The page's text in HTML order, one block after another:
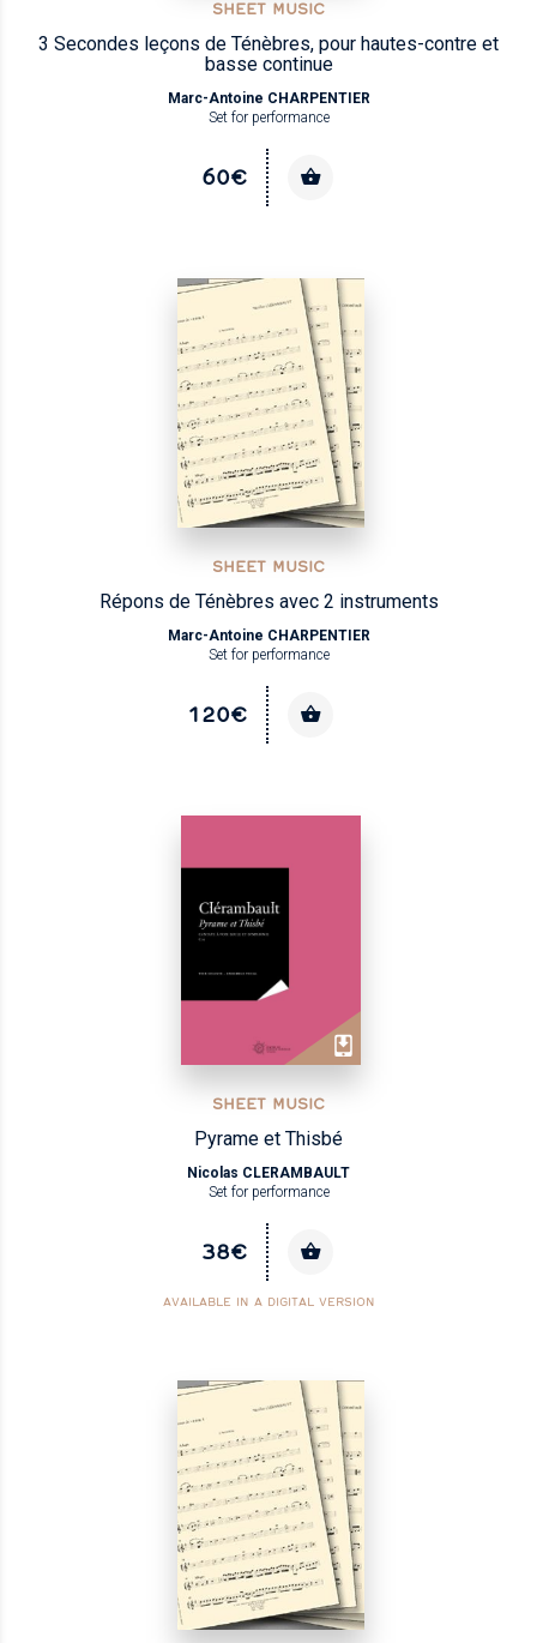
SHEET MUSIC
3 Secondes leçons de Ténèbres, pour hautes-contre et
basse continue
Marc-Antoine CHARPENTIER
Set for performance
60€
SHEET MUSIC
Répons de Ténèbres avec 2 instruments
Marc-Antoine CHARPENTIER
Set for performance
120€
SHEET MUSIC
Pyrame et Thisbé
Nicolas CLERAMBAULT
Set for performance
38€
AVAILABLE IN A DIGITAL VERSION